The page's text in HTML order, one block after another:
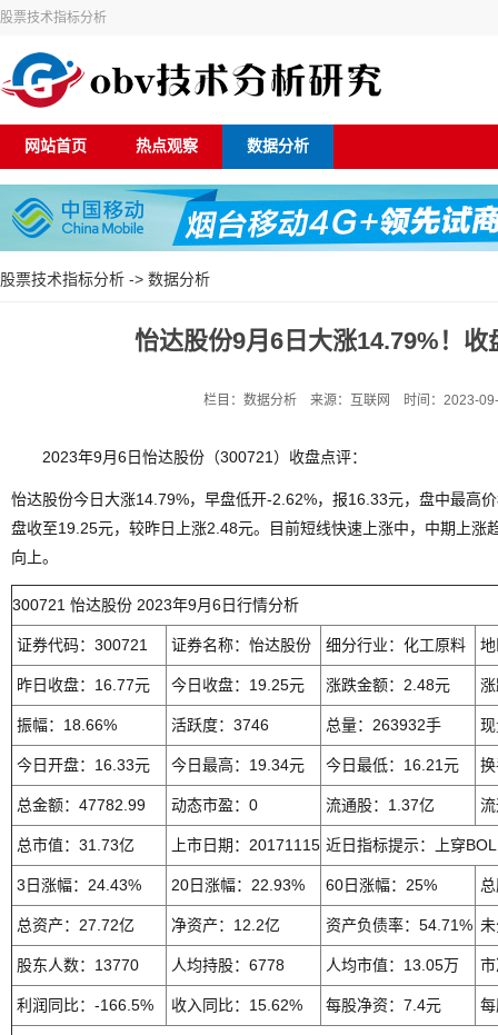
股票技术指标分析
网站首页 热点观察 数据分析
股票技术指标分析 -> 数据分析
怡达股份9月6日大涨14.79%！收
栏目：数据分析 来源：互联网 时间：2023-
2023年9月6日怡达股份（300721）收盘点评：
怡达股份今日大涨14.79%，早盘低开-2.62%，报16.33元，盘中最高
盘收至19.25元，较昨日上涨2.48元。目前短线快速上涨中，中期上涨
向上。
300721 怡达股份 2023年9月6日行情分析
证券代码：300721 证券名称：怡达股份 细分行业：化工原料
昨日收盘：16.77元 今日收盘：19.25元 涨跌金额：2.48元
振幅：18.66% 活跃度：3746 总量：263932手
今日开盘：16.33元 今日最高：19.34元 今日最低：16.21元
总金额：47782.99 动态市盈：0 流通股：1.37亿
总市值：31.73亿 上市日期：20171115 近日指标提示：上穿
3日涨幅：24.43% 20日涨幅：22.93% 60日涨幅：25%
总资产：27.72亿 净资产：12.2亿 资产负债率：54.71%
股东人数：13770 人均持股：6778 人均市值：13.05万
利润同比：-166.5% 收入同比：15.62% 每股净资：7.4元